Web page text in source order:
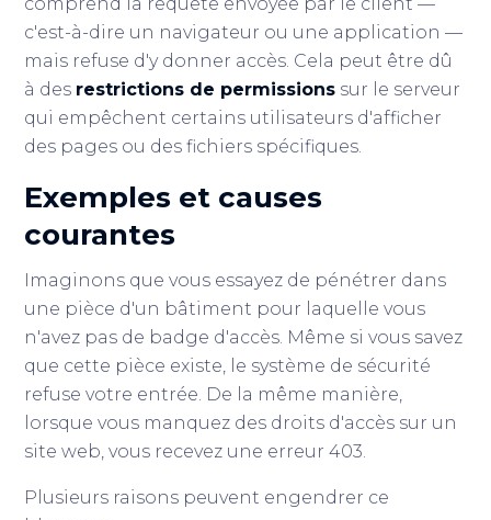
c'est-à-dire un navigateur ou une application —
mais refuse d'y donner accès. Cela peut être dû
à des restrictions de permissions sur le serveur
qui empêchent certains utilisateurs d'afficher
des pages ou des fichiers spécifiques.
Exemples et causes
courantes
Imaginons que vous essayez de pénétrer dans
une pièce d'un bâtiment pour laquelle vous
n'avez pas de badge d'accès. Même si vous savez
que cette pièce existe, le système de sécurité
refuse votre entrée. De la même manière,
lorsque vous manquez des droits d'accès sur un
site web, vous recevez une erreur 403.
Plusieurs raisons peuvent engendrer ce